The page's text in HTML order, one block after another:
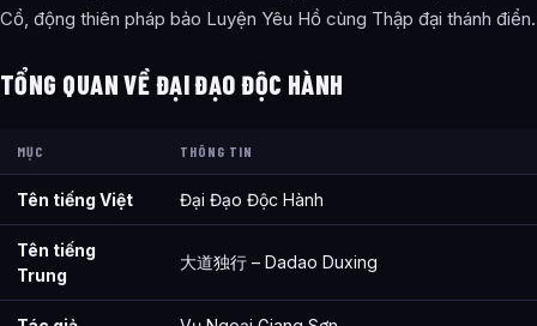
Cổ, động thiên pháp bảo Luyện Yêu Hồ cùng Thập đại thánh điển.
TỔNG QUAN VỀ ĐẠI ĐẠO ĐỘC HÀNH
MỤC THÔNG TIN
Tên tiếng Việt Đại Đạo Độc Hành
Tên tiếng
Trung
大道独行 – Dadao Duxing